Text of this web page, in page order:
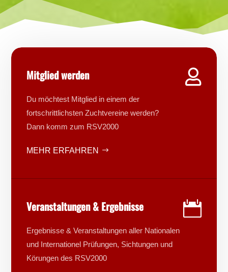

Mitglied werden
Du möchtest Mitglied in einem der
fortschrittlichsten Zuchtvereine werden?
Dann komm zum RSV2000
MEHR ERFAHREN

Veranstaltungen & Ergebnisse
Ergebnisse & Veranstaltungen aller Nationalen
und Internationel Prüfungen, Sichtungen und
Körungen des RSV2000